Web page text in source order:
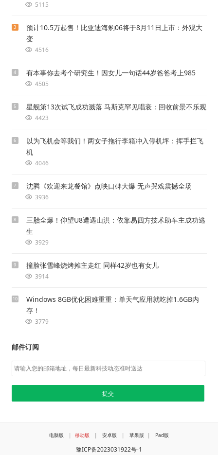
5115
3
预计10.5万起售！比亚迪海豹06将于8月11日上市：外观大
变
4516
4 有本事你去考个研究生！因女儿一句话44岁爸爸考上985
4505
5 星舰第13次试飞成功溅落 马斯克罕见唱衰：回收前景不乐观
4423
6
以为飞机会等我们！两女子拖行李箱冲入停机坪：挥手拦飞
机
4046
7 沈腾《欢迎来龙餐馆》点映口碑大爆 无声哭戏震撼全场
3936
8
三胎全爆！仰望U8遭遇山洪：依靠易四方技术助车主成功逃
生
3929
9 撞脸张雪峰烧烤摊主走红 同样42岁也有女儿
3914
10
Windows 8GB优化困难重重：单天气应用就吃掉1.6GB内
存！
3779
邮件订阅
电脑版 | 移动版 | 安卓版 | 苹果版 | Pad版
豫ICP备2023031922号-1